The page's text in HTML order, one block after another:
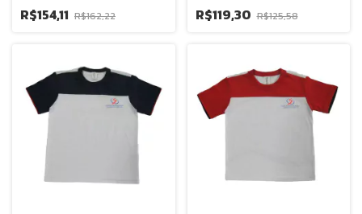
R$154,11 R$162,22 R$119,30 R$125,58